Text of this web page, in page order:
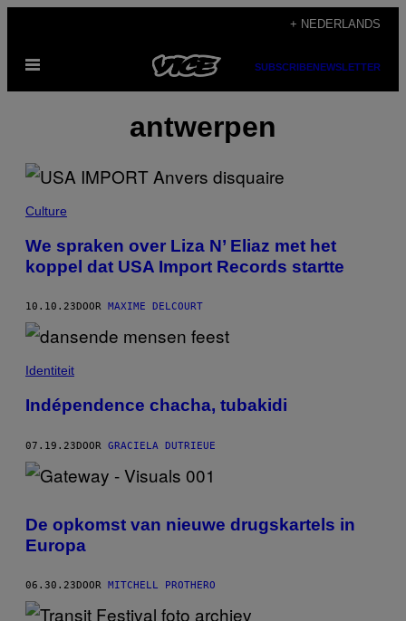
de
+ NEDERLANDS
Open
SUBSCRIBENEWSLETTER
antwerpen
Culture
We spraken over Liza N’ Eliaz met het
koppel dat USA Import Records startte
10.10.23 DOOR MAXIME DELCOURT
Identiteit
Indépendence chacha, tubakidi
07.19.23DOOR GRACIELA DUTRIEUE
De opkomst van nieuwe drugskartels in
Europa
06.30.23 DOOR MITCHELL PROTHERO